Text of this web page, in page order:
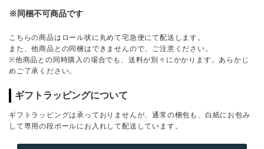
※同梱不可商品です
こちらの商品はロール状に丸めて宅急便にて配送します。
また、他商品との同梱はできませんので、ご注意ください。
※他商品との同時購入の場合でも、送料が別々にかかります。あらかじ
めご了承ください。
ギフトラッピングについて
ギフトラッピングは承っておりませんが、通常の梱包も、白紙にお包み
して専用の段ボールにお入れして配送しています。